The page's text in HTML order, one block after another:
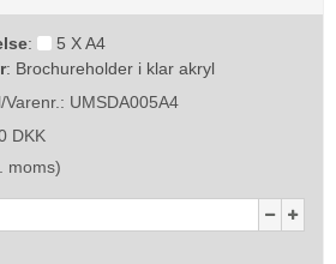
:
5 X A4
: Brochureholder i klar akryl
Varenr.: UMSDA005A4
DKK
moms)